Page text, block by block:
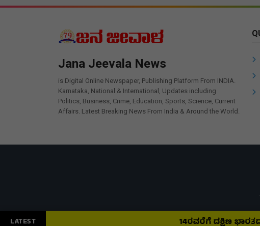
Jana Jeevala News
is Digital Online Newspaper, Publishing Platform From INDIA.
Karnataka, National & International, Updates including
Politics, Business, Crime, Education, Sports, Science, Current
Affairs. Latest Breaking News From India & Around the World.
LATEST 14ರವರೆಗೆ ದಕ್ಷಿಣ ಭಾರತದಲ್ಲಿ